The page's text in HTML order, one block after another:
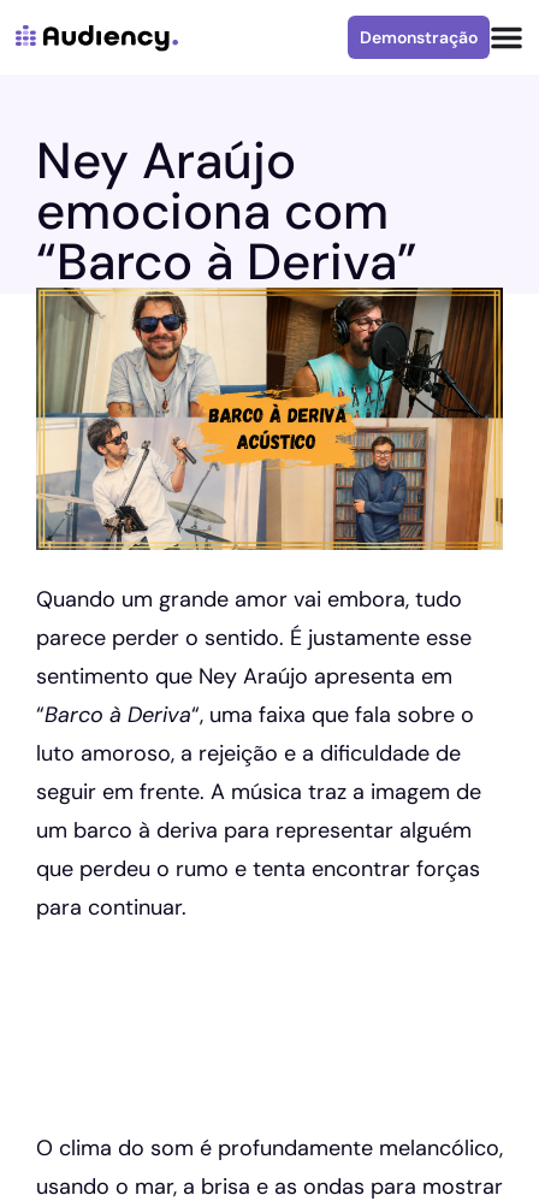
Demonstração
Ney Araújo
emociona com
“Barco à Deriva”
Quando um grande amor vai embora, tudo
parece perder o sentido. É justamente esse
sentimento que Ney Araújo apresenta em
“Barco à Deriva“, uma faixa que fala sobre o
luto amoroso, a rejeição e a dificuldade de
seguir em frente. A música traz a imagem de
um barco à deriva para representar alguém
que perdeu o rumo e tenta encontrar forças
para continuar.
O clima do som é profundamente melancólico,
usando o mar, a brisa e as ondas para mostrar